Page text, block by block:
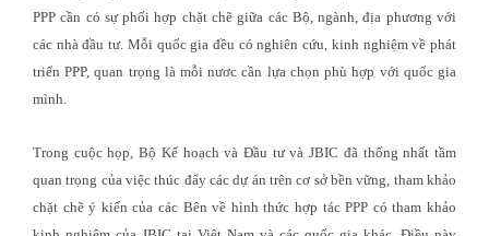
PPP cần có sự phối hợp chặt chẽ giữa các Bộ, ngành, địa phương với
các nhà đầu tư. Mỗi quốc gia đều có nghiên cứu, kinh nghiệm về phát
triển PPP, quan trọng là mỗi nươc cần lựa chọn phù hợp với quốc gia
mình.
Trong cuộc họp, Bộ Kế hoạch và Đầu tư và JBIC đã thống nhất tầm
quan trọng của việc thúc đẩy các dự án trên cơ sở bền vững, tham khảo
chặt chẽ ý kiến của các Bên về hình thức hợp tác PPP có tham khảo